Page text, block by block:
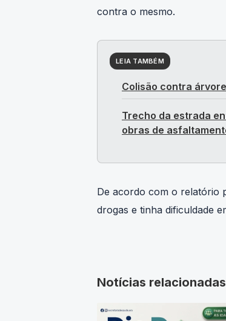
contra o mesmo.
LEIA TAMBÉM
Colisão contra
Trecho da estrada
obras de
De acordo com o relatório
drogas e tinha dificuldade
Notícias relacionadas